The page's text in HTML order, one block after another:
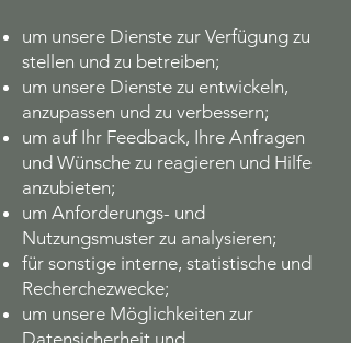
um unsere Dienste zur Verfügung zu
stellen und zu betreiben;
um unsere Dienste zu entwickeln,
anzupassen und zu verbessern;
um auf Ihr Feedback, Ihre Anfragen
und Wünsche zu reagieren und Hilfe
anzubieten;
um Anforderungs- und
Nutzungsmuster zu analysieren;
für sonstige interne, statistische und
Recherchezwecke;
um unsere Möglichkeiten zur
Datensicherheit und